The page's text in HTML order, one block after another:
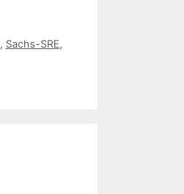
, Sachs-SRE,